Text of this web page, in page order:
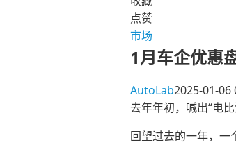
点赞
市场
1月车企优惠
AutoLab2025-01-06
去年年初，喊出“电
回望过去的一年，一